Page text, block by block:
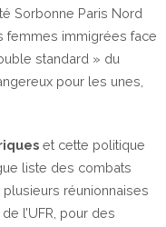
Sorbonne Paris Nord
femmes immigrées face
standard » du
pour les unes,
et cette politique
liste des combats
plusieurs réunionnaises
l’UFR, pour des